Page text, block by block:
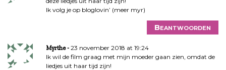
Ik volg je op bloglovin’ (meer myr)
Beantwoorden
Myrthe
23 november 2018 at 19:24
Ik wil de film graag met mijn moeder gaan zien, omdat de
liedjes uit haar tijd zijn!